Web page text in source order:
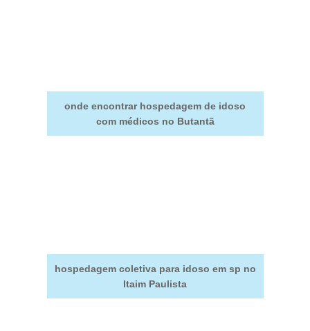
onde encontrar hospedagem de idoso
com médicos no Butantã
hospedagem coletiva para idoso em sp no
Itaim Paulista